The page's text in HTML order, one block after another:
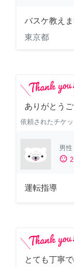
バスケ教えま
東京都
ありがとうご
依頼されたチケッ
男性
sentiment_satisfied 2
運転指導
とても丁寧